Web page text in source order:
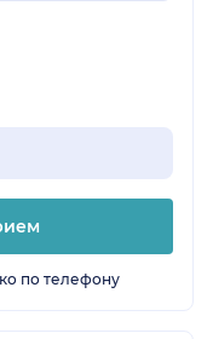
по телефону